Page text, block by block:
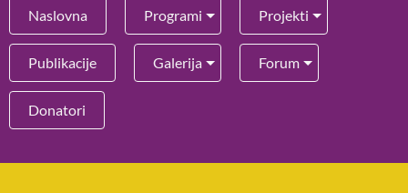
Naslovna Programi Projekti
Publikacije Galerija Forum
Donatori